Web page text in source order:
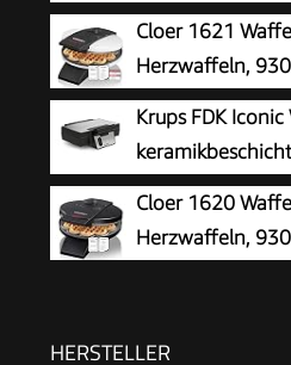
Herzwaffeleisen
Antihaftbeschichtung,
Kindergeburtstage,
Farbe: Rosa
Cloer 1621
Herzwaffeln,
cm, stufenlos
Bräunungsgrad, weiß, Metall
Krups FDK
ikonisches
Aufbewahrung,
Schwarz/Edelstahl,
Cloer 1620
Herzwaffeln,
HERSTELLER